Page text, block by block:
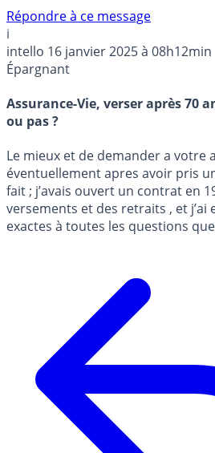
Répondre à ce message
i
intello 16 janvier 2025 à 08h12min
Épargnant
Assurance-Vie, verser après 70
ou pas ?
Le mieux et de demander a votre
éventuellement apres avoir pris un
fait ; j’avais ouvert un contrat en
versements et des retraits , et j’ai
exactes à toutes les questions